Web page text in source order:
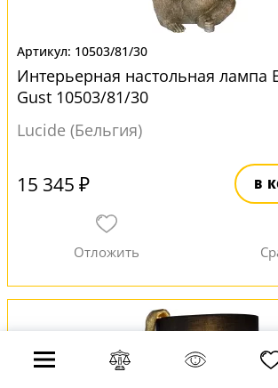
10503/81/30
Интерьерная настольная лампа
Gust 10503/81/30
Lucide (Бельгия)
15 345 ₽ В